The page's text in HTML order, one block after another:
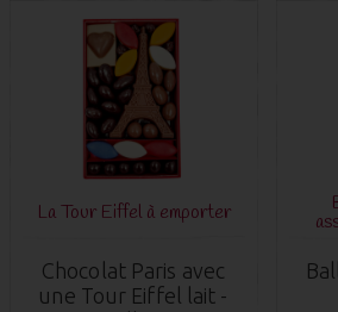
La Tour Eiffel à emporter
Chocolat Paris avec
une Tour Eiffel lait -